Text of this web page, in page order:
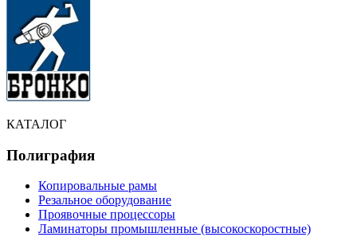
КАТАЛОГ
Полиграфия
Копировальные рамы
Резальное оборудование
Проявочные процессоры
Ламинаторы промышленные (высокоскоростные)